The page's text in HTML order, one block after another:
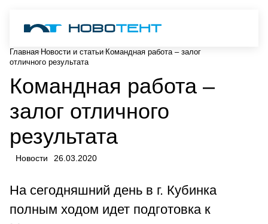
Главная Новости и статьи Командная работа – залог
отличного результата
Командная работа –
залог отличного
результата
Новости 26.03.2020
На сегодняшний день в г. Кубинка
полным ходом идет подготовка к